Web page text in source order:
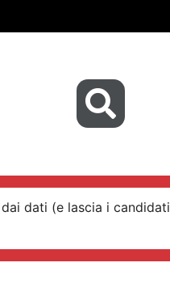
dati (e lascia i candidati